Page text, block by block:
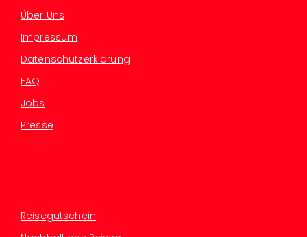
Über Uns
Impressum
Datenschutzerklärung
FAQ
Jobs
Presse
Reisegutschein